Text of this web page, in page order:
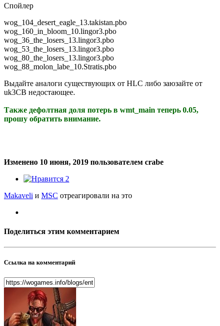
Спойлер
wog_104_desert_eagle_13.takistan.pbo
wog_160_in_bloom_10.lingor3.pbo
wog_36_the_losers_13.lingor3.pbo
wog_53_the_losers_13.lingor3.pbo
wog_80_the_losers_13.lingor3.pbo
wog_88_molon_labe_10.Stratis.pbo
Выдайте аналоги существующих от HLC либо заюзайте от
uk3CB недостающее.
Также дефолтная доля потерь в wmt_main теперь 0.05,
прошу обратить внимание.
Изменено 10 июня, 2019 пользователем crabe
2
Makaveli и MSC отреагировали на это
Поделиться этим комментарием
Ссылка на комментарий